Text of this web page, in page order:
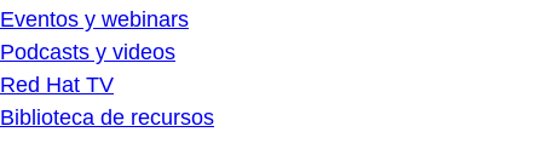
Eventos y webinars
Podcasts y videos
Red Hat TV
Biblioteca de recursos